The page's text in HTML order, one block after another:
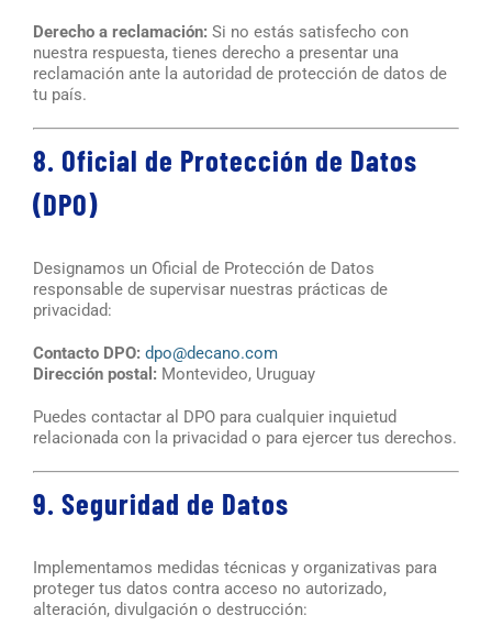
Derecho a reclamación: Si no estás satisfecho con
nuestra respuesta, tienes derecho a presentar una
reclamación ante la autoridad de protección de datos de
tu país.
8. Oficial de Protección de Datos
(DPO)
Designamos un Oficial de Protección de Datos
responsable de supervisar nuestras prácticas de
privacidad:
Contacto DPO: dpo@decano.com
Dirección postal: Montevideo, Uruguay
Puedes contactar al DPO para cualquier inquietud
relacionada con la privacidad o para ejercer tus derechos.
9. Seguridad de Datos
Implementamos medidas técnicas y organizativas para
proteger tus datos contra acceso no autorizado,
alteración, divulgación o destrucción: